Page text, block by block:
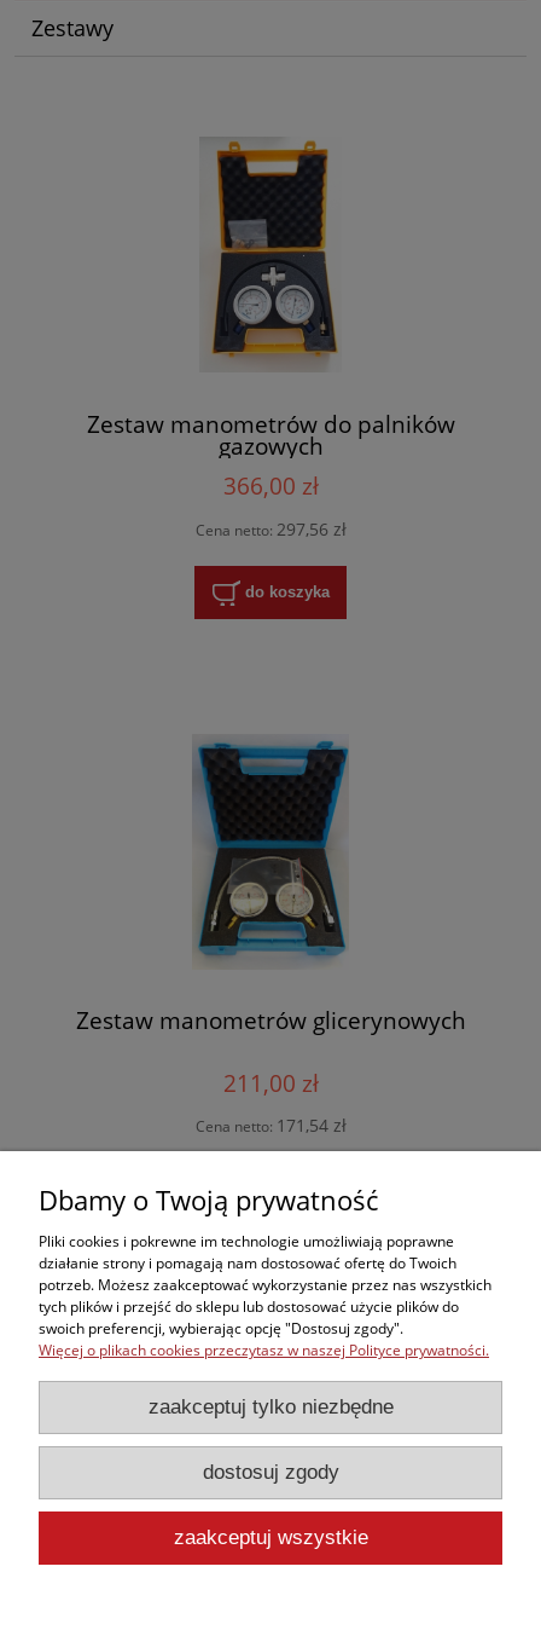
Zestawy
Zestaw manometrów do palników
gazowych
366,00 zł
Cena netto: 297,56 zł
do koszyka
Zestaw manometrów glicerynowych
211,00 zł
Cena netto: 171,54 zł
powiadom o dostępności
Zakupy
Kontakt
Informacje
Moje konto
Dbamy o Twoją prywatność
Pliki cookies i pokrewne im technologie umożliwiają poprawne
działanie strony i pomagają nam dostosować ofertę do Twoich
potrzeb. Możesz zaakceptować wykorzystanie przez nas wszystkich
tych plików i przejść do sklepu lub dostosować użycie plików do
swoich preferencji, wybierając opcję "Dostosuj zgody".
Więcej o plikach cookies przeczytasz w naszej Polityce prywatności.
zaakceptuj tylko niezbędne
dostosuj zgody
zaakceptuj wszystkie